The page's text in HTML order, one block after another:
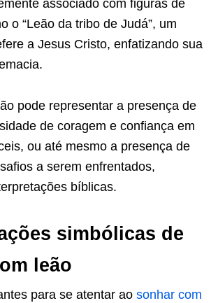
associado com figuras de
o “Leão da tribo de Judá”, um
a Jesus Cristo, enfatizando sua
pode representar a presença de
de coragem e confiança em
ou até mesmo a presença de
a serem enfrentados,
bíblicas.
simbólicas de
leão
para se atentar ao sonhar com